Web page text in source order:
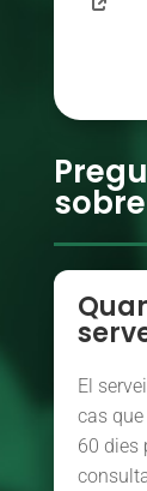
El
cas
60 dies